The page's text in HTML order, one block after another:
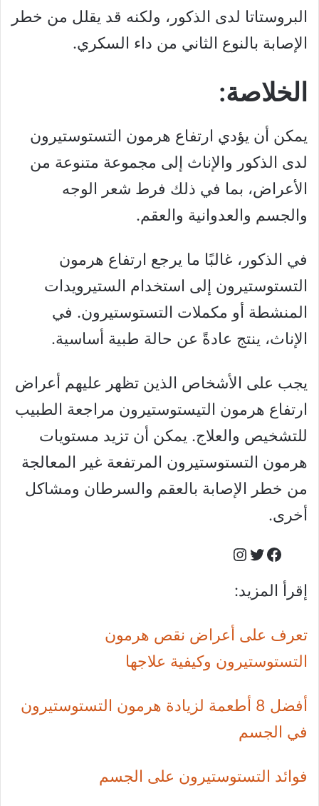
البروستاتا لدى الذكور، ولكنه قد يقلل من خطر
الإصابة بالنوع الثاني من داء السكري.
الخلاصة:
يمكن أن يؤدي ارتفاع هرمون التستوستيرون
لدى الذكور والإناث إلى مجموعة متنوعة من
الأعراض، بما في ذلك فرط شعر الوجه
والجسم والعدوانية والعقم.
في الذكور، غالبًا ما يرجع ارتفاع هرمون
التستوستيرون إلى استخدام الستيرويدات
المنشطة أو مكملات التستوستيرون. في
الإناث، ينتج عادةً عن حالة طبية أساسية.
يجب على الأشخاص الذين تظهر عليهم أعراض
ارتفاع هرمون التيستوستيرون مراجعة الطبيب
للتشخيص والعلاج. يمكن أن تزيد مستويات
هرمون التستوستيرون المرتفعة غير المعالجة
من خطر الإصابة بالعقم والسرطان ومشاكل
أخرى.
Facebook
Twitter
Instagram
إقرأ المزيد:
تعرف على أعراض نقص هرمون
التستوستيرون وكيفية علاجها
أفضل 8 أطعمة لزيادة هرمون التستوستيرون
في الجسم
فوائد التستوستيرون على الجسم